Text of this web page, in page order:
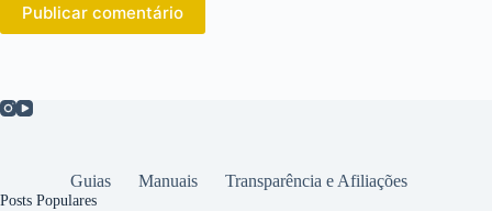
Publicar comentário
Guias Manuais Transparência e Afiliações
Posts Populares